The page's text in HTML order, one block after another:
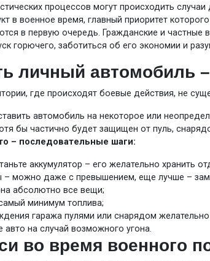
процессов могут происходить
в военное время, главный приоритет
в первую очередь. Гражданские и
горючего, заботиться об его экономии и
личный автомобиль
где происходят боевые действия, не
автомобиль на некоторое или
бы частично будет защищен от пуль,
– последовательные шаги:
аккумулятор – его желательно хранить
– можно даже с превышением, еще лучше –
абсолютно все вещи;
минимум топлива;
гаража пулями или снарядом
авто на случай возможного угона.
во время военного